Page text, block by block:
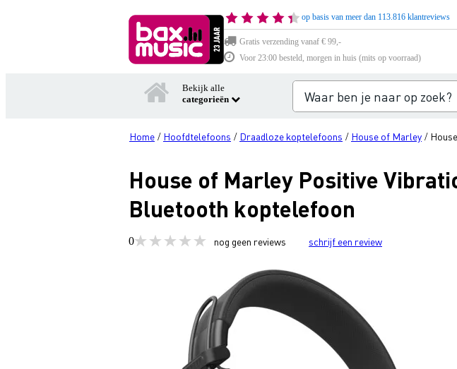
op basis van meer dan 113.816 klantreviews
Gratis verzending vanaf € 99,-
Voor 23:00 besteld, morgen in huis (mits op voorraad)
Bekijk alle
categorieën
Home / Hoofdtelefoons / Draadloze koptelefoons / House of Marley /
House of Marley Positive
Bluetooth koptelefoon
0 nog geen reviews schrijf een review